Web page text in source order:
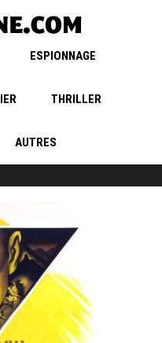
ESPIONNAGE
THRILLER
AUTRES